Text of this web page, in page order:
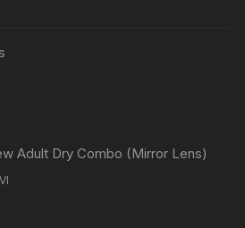
Adult Dry Combo (Mirror Lens)